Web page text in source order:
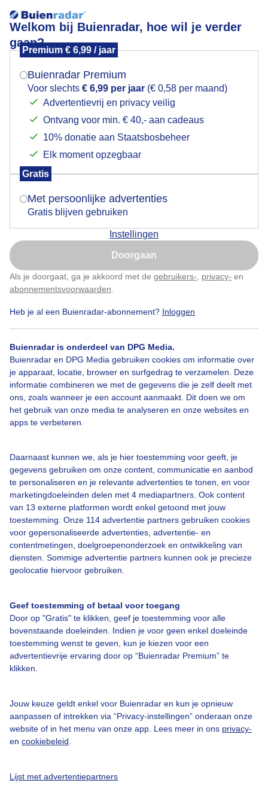
Welkom bij Buienradar, hoe wil je verder
gaan?
Premium € 6,99 / jaar
Buienradar Premium
Voor slechts € 6,99 per jaar (€ 0,58 per maand)
Advertentievrij en privacy veilig
Ontvang voor min. € 40,- aan cadeaus
10% donatie aan Staatsbosbeheer
Elk moment opzegbaar
Gratis
Met persoonlijke advertenties
Gratis blijven gebruiken
Instellingen
Doorgaan
Als je doorgaat, ga je akkoord met de gebruikers- privacy- en
abonnementsvoorwaarden
Heb je al een Buienradar-abonnement? Inloggen
Buienradar is onderdeel van DPG Media.
Buienradar en DPG Media gebruiken cookies om informatie over
je apparaat, locatie, browser en surfgedrag te verzamelen. Deze
informatie combineren we met de gegevens die je zelf deelt met
ons, zoals wanneer je een account aanmaakt. Dit doen we om
het gebruik van onze media te analyseren en onze websites en
apps te verbeteren.
Daarnaast kunnen we, als je hier toestemming voor geeft, je
gegevens gebruiken om onze content, communicatie en aanbod
te personaliseren en je relevante advertenties te tonen, en voor
marketingdoeleinden delen met 4 mediapartners. Ook content
van 13 externe platformen wordt enkel getoond met jouw
toestemming. Onze 114 advertentie partners gebruiken cookies
voor gepersonaliseerde advertenties, advertentie- en
contentmetingen, doelgroepenonderzoek en ontwikkeling van
diensten. Sommige advertentie partners kunnen ook je precieze
geolocatie hiervoor gebruiken.
Geef toestemming of betaal voor toegang
Door op "Gratis" te klikken, geef je toestemming voor alle
bovenstaande doeleinden. Indien je voor geen enkel doeleinde
toestemming wenst te geven, kun je kiezen voor een
advertentievrije ervaring door op “Buienradar Premium” te
klikken.
Jouw keuze geldt enkel voor Buienradar en kun je opnieuw
aanpassen of intrekken via “Privacy-instellingen” onderaan onze
website of in het menu van onze app. Lees meer in ons privacy-
en cookiebeleid
Lijst met advertentiepartners
Luchtballonnem om 19 30 uur
Door: Burry van den Brink Gemaakt: 08-05-2026, 39x bekeken
Een moment geduld aub...
Over Buienradar
Bedrijfsgegevens
Veelgestelde vragen
Contact
Gebruikersvoorwaarden
Adverteren
Buienradar Team
Privacy beleid
Privacy instellingen
Gratis weerdata
Buienradar
Mogen we je locatie gebruiken voor het
Indien je hier nog geen akkoord op hebt gegeven,
verschijnt er zo een pop-up uit je browser waarin
Is goed, toon de popup
Nu niet, misschien later
Klik hierom dit aan te passen